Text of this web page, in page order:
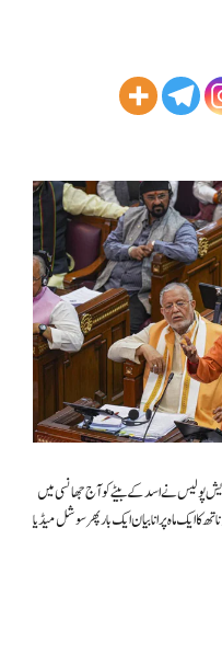
پولیس نے اسد کے بیٹے کو آج جھانسی میں
کا ایک ماہ پرانا بیان ایک بار پھر سوشل میڈیا